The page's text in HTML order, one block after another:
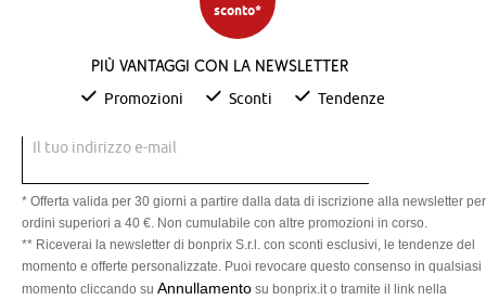
sconto*
Più vantaggi con la newsletter
Promozioni Sconti Tendenze
Il tuo indirizzo e-mail
* Offerta valida per 30 giorni a partire dalla data di iscrizione alla newsletter per
ordini superiori a 40 €. Non cumulabile con altre promozioni in corso.
** Riceverai la newsletter di bonprix S.r.l. con sconti esclusivi, le tendenze del
momento e offerte personalizzate. Puoi revocare questo consenso in qualsiasi
momento cliccando su Annullamento su bonprix.it o tramite il link nella